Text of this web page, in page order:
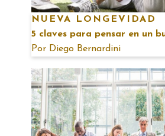
NUEVA LONGEVIDAD
5 claves para pensar en un
Por Diego Bernardini